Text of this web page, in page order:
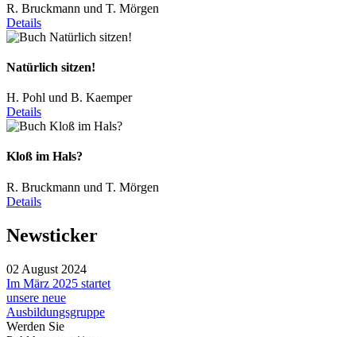
R. Bruckmann und T. Mörgen
Details
Natürlich sitzen!
H. Pohl und B. Kaemper
Details
Kloß im Hals?
R. Bruckmann und T. Mörgen
Details
Newsticker
02 August 2024
Im März 2025 startet
unsere neue
Ausbildungsgruppe
Werden Sie